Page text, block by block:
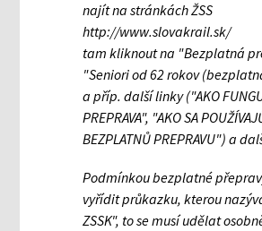
najít na stránkách ŽSS
http://www.slovakrail.sk/
tam kliknout na "Bezplatná
"Seniori od 62 rokov
a příp. další linky ("AKO
PREPRAVA", "AKO SA
BEZPLATNŮ PREPRAVU") a
Podmínkou bezplatné
vyřídit průkazku, kterou
ZSSK", to se musí udělat